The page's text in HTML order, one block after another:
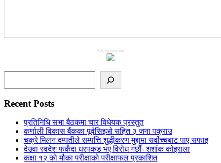
Advertisement
Recent Posts
प्रतिनिधि सभा बैठकमा चार विधेयक प्रस्तुत
कर्णाली विकास बैंकका पूर्वसिइओ सहित ३ जना पक्राउ
चक्रे मिलन दम्पतीले सम्पत्ति शुद्धीकरण मुद्दामा सर्वोच्चबाट पाए सफाइ
देउवा स्वदेश फर्कँदा धरपकड भए विरोध गर्छौं- शशांक कोइराला
कक्षा १२ को मौका परीक्षाको परीक्षाफल प्रकाशित